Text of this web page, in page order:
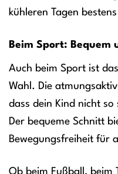
kühleren Tagen
Beim Sport:
Auch beim Sport ist
Wahl. Die
dass dein Kind nicht so
Der bequeme Schnitt
Bewegungsfreiheit für
Ob beim Fußball, beim